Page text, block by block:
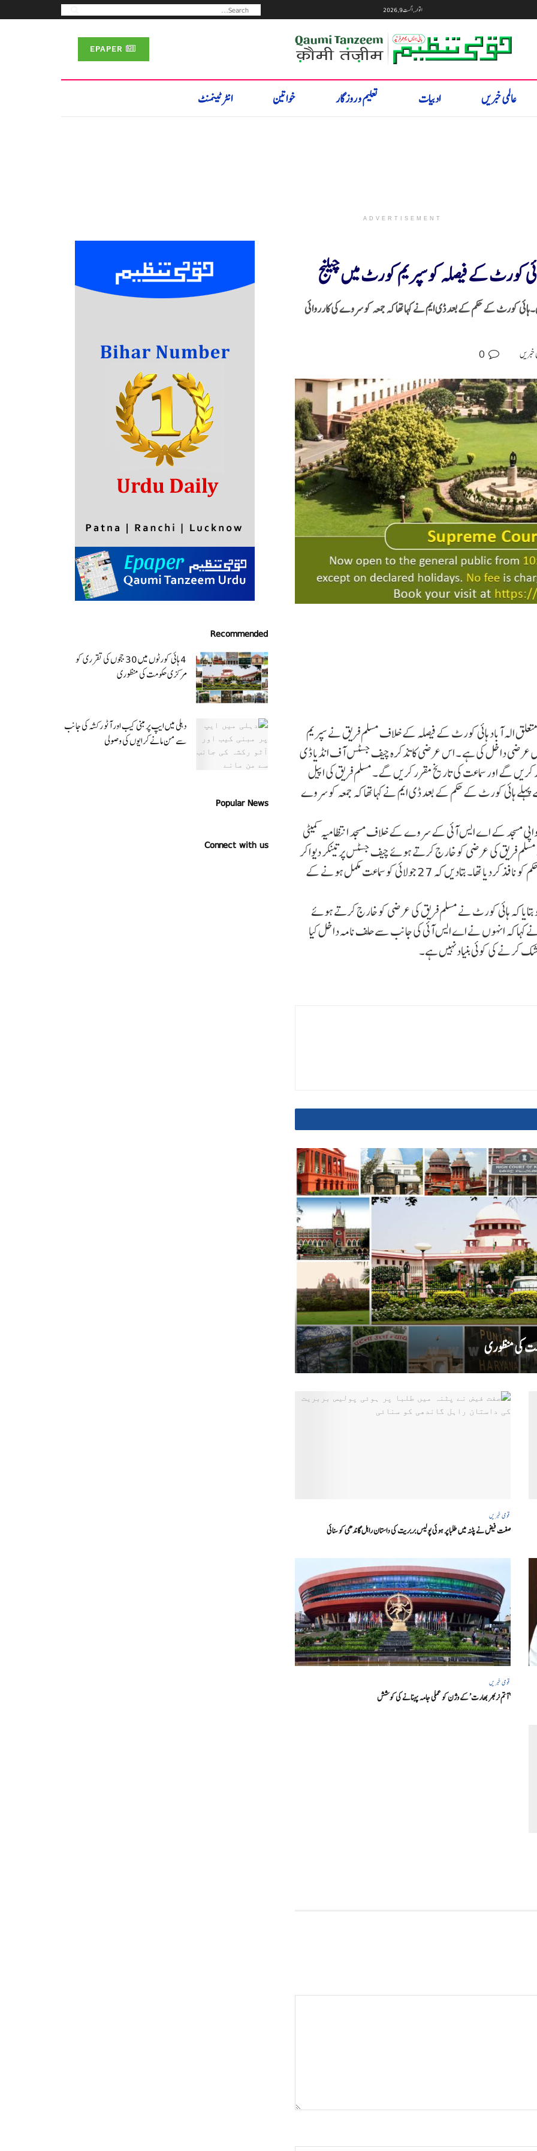
اتوار, اگست 9, 2026
عالمی خبریں ادبیات تعلیم و روزگار خواتین انٹرٹینمنٹ
ADVERTISEMENT
کورٹ کے فیصلہ کوسپریم کورٹ میں چیلنج
کورٹ کے حکم کے بعد ڈی ایم نے کہا تھا کہ جمعہ کو سروے کی کارروائی
خبریں
الہ آباد ہائی کورٹ کے فیصلہ کے خلاف مسلم فریق نے سپریم
عرضی داخل کی ہے ۔ اس عرضی کا تذکرہ چیف جسٹس آف انڈیا ڈی
کریں گے اور سماعت کی تاریخ مقرر کریں گے۔ مسلم فریق کی اپیل
ہائی کورٹ کے حکم کے بعد ڈی ایم نے کہا تھا کہ جمعہ کو سروے
مسجد کے اے ایس آئی کے سروے کے خلاف مسجد انتظامیہ کمیٹی
مسلم فریق کی عرضی کو خارج کرتے ہوئے چیف جسٹس پرتینکر دیواکر
کی بنچ نے وارانسی ضلع عدالت کے اے ایس آئی سروے کے حکم کو نافذ کردیا تھا۔ بتادیں کہ 27 جولائی کو سماعت مکمل ہونے کے
کہ ہائی کورٹ نے مسلم فریق کی عرضی کو خارج کرتے ہوئے
کہا کہ انہوں نے اے ایس آئی کی جانب سے حلف نامہ داخل کیا
کرنے کی کوئی بنیاد نہیں ہے۔
قومی خبریں
صفت فیض نے پٹنہ میں طلبا پر ہوئی پولیس بربریت کی داستان راہل گاندھی کو سنائی
قومی خبریں
‘ آتم نربھر بھارت’ کے وژن کو عملی جامہ پہنانے کی کوشش
Recommended
4 ہائی کورٹوں میں 30 ججوں کی تقرری کو
مرکزی حکومت کی منظوری
دہلی میں ایپ پر مبنی کیب اور آٹو رکشہ کی جانب
سے من مانے کرایوں کی وصولی
Popular News
Connect with us